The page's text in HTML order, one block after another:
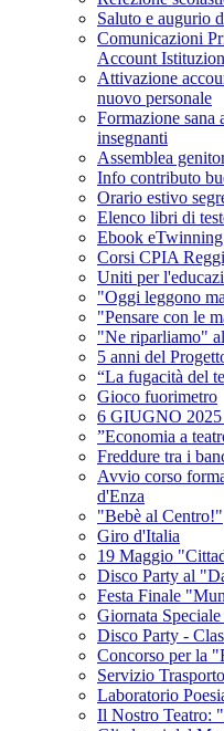
Saluto e augurio
Comunicazioni
Account
Attivazione
nuovo personale
Formazione sana
insegnanti
Assemblea
Info contributo
Orario estivo
Elenco libri di
Ebook eTwinning
Corsi CPIA
Uniti per
"Oggi leggono
"Pensare con le
"Ne riparliamo"
5 anni del
“La fugacità del
Gioco fuorimetro
6 GIUGNO
”Economia a
Freddure tra i
Avvio corso
d'Enza
"Bebè al Centro!"
Giro d'Italia
19 Maggio
Disco Party al
Festa Finale
Giornata
Disco Party -
Concorso per la
Servizio
Laboratorio
Il Nostro Teatro: